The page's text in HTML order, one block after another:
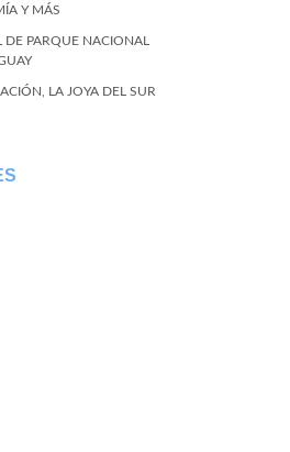
Y MÁS
DE PARQUE NACIONAL
LA JOYA DEL SUR